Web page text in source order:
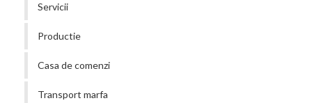
Servicii
Productie
Casa de comenzi
Transport marfa